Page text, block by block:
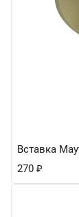
Вставка
270 ₽